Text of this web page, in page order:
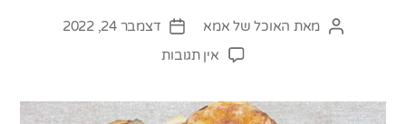
המחבר
מאת האוכל של אמא
תאריךדצמבר 24, 2022
אין תגובותעל
פיצה